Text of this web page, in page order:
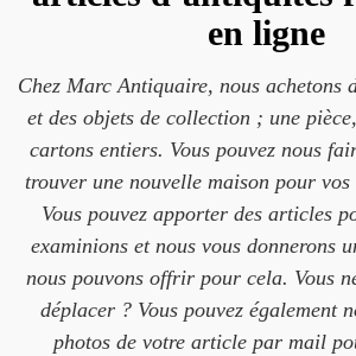
en ligne
Chez Marc Antiquaire, nous achetons
et des objets de collection ; une
cartons entiers. Vous pouvez nous
trouver une nouvelle maison pour
Vous pouvez apporter des articles
examinions et nous vous donnerons
nous pouvons offrir pour cela. Vous
déplacer ? Vous pouvez également
photos de votre article par mail